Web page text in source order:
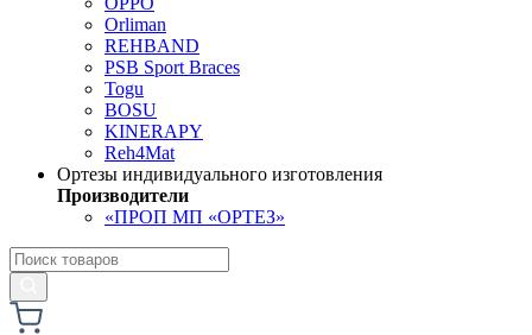
Orliman
REHBAND
PSB Sport Braces
Togu
BOSU
KINERAPY
Reh4Mat
Ортезы индивидуального изготовления
Производители
«ПРОП МП «ОРТЕЗ»